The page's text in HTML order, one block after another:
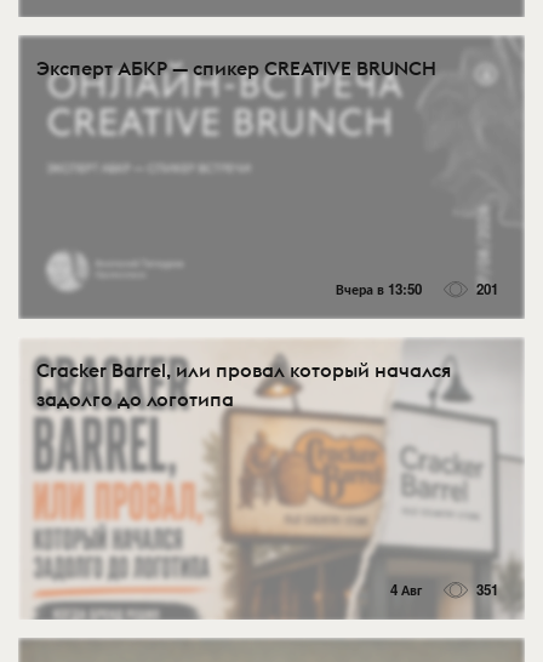
Эксперт АБКР — спикер CREATIVE BRUNCH
Вчера в 13:50 201
Cracker Barrel, или провал который начался
задолго до логотипа
4 Авг 351